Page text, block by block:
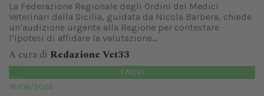
La Federazione Regionale degli Ordini dei Medici
Veterinari della Sicilia, guidata da Nicola Barbera, chiede
un’audizione urgente alla Regione per contestare
l’ipotesi di affidare la valutazione...
A cura di Redazione Vet33
FNOVI
18/06/2026